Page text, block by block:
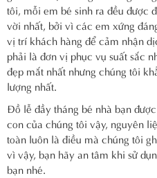
tôi, mỗi em bé sinh ra đều được
vời nhất, bởi vì các em xứng
vị trí khách hàng để cảm nhận
phải là đơn vị phục vụ suất sắc
đẹp mắt nhất nhưng chúng tôi
lượng nhất.
Đồ lễ đầy tháng bé nhà bạn
con của chúng tôi vậy, nguyên
toàn luôn là điều mà chúng tôi
vì vậy, bạn hãy an tâm khi sử
bạn nhé.